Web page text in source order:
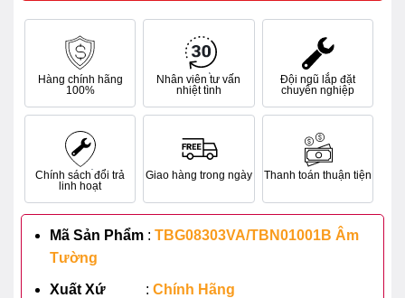
Hàng chính hãng
100%
Nhân viên tư vấn
nhiệt tình
Đội ngũ lắp đặt
chuyên nghiệp
Chính sách đổi trả
linh hoạt
Giao hàng trong ngày Thanh toán thuận tiện
Mã Sản Phẩm: TBG08303VA/TBN01001B Âm
Tường
Xuất Xứ : Chính Hãng